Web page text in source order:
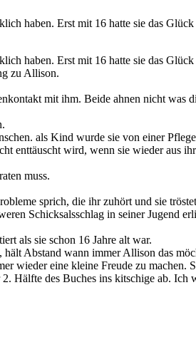
haben. Erst mit 16 hatte sie das
haben. Erst mit 16 hatte sie das
zu Allison.
mit ihm. Beide ahnen nicht was
als Kind wurde sie von einer
enttäuscht wird, wenn sie wieder aus
muss.
sprich, die ihr zuhört und sie
Schicksalsschlag in seiner Jugend
als sie schon 16 Jahre alt war.
Abstand wann immer Allison das
wieder eine kleine Freude zu machen.
des Buches ins kitschige ab. Ich